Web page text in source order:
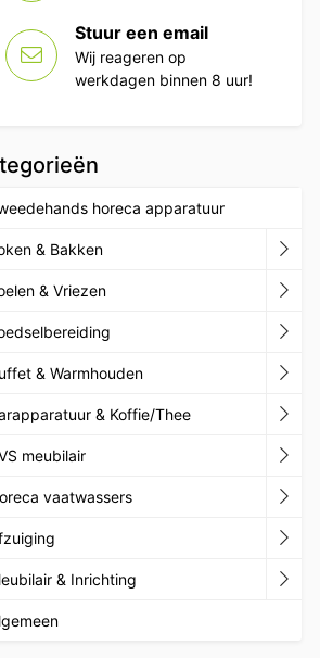
Stuur een email
Wij reageren op
werkdagen binnen 8 uur!
horeca apparatuur
& Bakken
& Vriezen
& Warmhouden
& Koffie/Thee
meubilair
vaatwassers
& Inrichting